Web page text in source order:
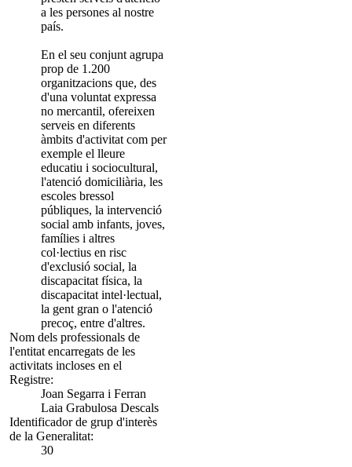
a les persones al nostre
país.
En el seu conjunt agrupa
prop de 1.200
organitzacions que, des
d'una voluntat expressa
no mercantil, ofereixen
serveis en diferents
àmbits d'activitat com per
exemple el lleure
educatiu i sociocultural,
l'atenció domiciliària, les
escoles bressol
públiques, la intervenció
social amb infants, joves,
famílies i altres
col·lectius en risc
d'exclusió social, la
discapacitat física, la
discapacitat intel·lectual,
la gent gran o l'atenció
precoç, entre d'altres.
Nom dels professionals de
l'entitat encarregats de les
activitats incloses en el
Registre:
Joan Segarra i Ferran
Laia Grabulosa Descals
Identificador de grup d'interès
de la Generalitat:
30